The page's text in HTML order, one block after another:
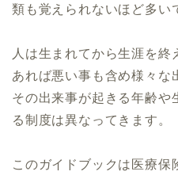
類も覚えられないほど多い
人は生まれてから生涯を終
あれば悪い事も含め様々な
その出来事が起きる年齢や
る制度は異なってきます。
このガイドブックは医療保